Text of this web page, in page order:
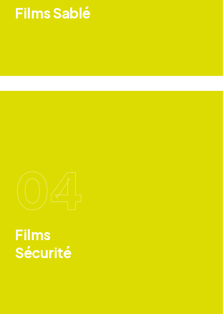
Films Sablé
04
Films
Sécurité